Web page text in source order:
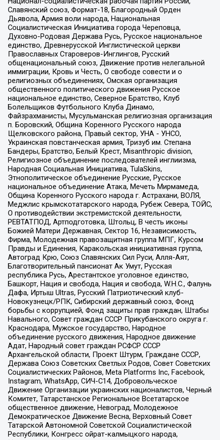
Славянский союз, Формат-18, Благородный Орден
Дьявола, Армия воли народа, Национальная
Социалистическая Инициатива города Череповца,
Духовно-Родовая Держава Русь, Русское национальное
единство, Древнерусской Инглистической церкви
Православных Староверов-Инглингов, Русский
общенациональный союз, Движение против нелегальной
иммиграции, Кровь и Честь, О свободе совести и о
религиозных объединениях, Омская организация
общественного политического движения Русское
национальное единство, Северное Братство, Клуб
Болельщиков Футбольного Клуба Динамо,
Файзрахманисты, Мусульманская религиозная организация
п. Боровский, Община Коренного Русского народа
Щелковского района, Правый сектор, УНА - УНСО,
Украинская повстанческая армия, Тризуб им. Степана
Бандеры, Братство, Белый Крест, Misanthropic division,
Религиозное объединение последователей инглиизма,
Народная Социальная Инициатива, TulaSkins,
Этнополитическое объединение Русские, Русское
национальное объединение Атака, Мечеть Мирмамеда,
Община Коренного Русского народа г. Астрахани, ВОЛЯ,
Меджлис крымскотатарского народа, Рубеж Севера, ТОЙС,
О противодействии экстремистской деятельности,
РЕВТАТПОД, Артподготовка, Штольц, В честь иконы
Божией Матери Державная, Сектор 16, Независимость,
Фирма, Молодежная правозащитная группа МПГ, Курсом
Правды и Единения, Каракольская инициативная группа,
Автоград Крю, Союз Славянских Сил Руси, Алля-Аят,
Благотворительный пансионат Ак Умут, Русская
республика Русь, Арестантское уголовное единство,
Башкорт, Нация и свобода, Нация и свобода, W.H.С., Фалунь
Дафа, Иртыш Ultras, Русский Патриотический клуб-
Новокузнецк/РПК, Сибирский державный союз, Фонд
борьбы с коррупцией, Фонд защиты прав граждан, Штабы
Навального, Совет граждан СССР Прикубанского округа г.
Краснодара, Мужское государство, Народное
объединение русского движения, Народное движение
Адат, Народный совет граждан РСФСР СССР
Архангельской области, Проект Штурм, Граждане СССР,
Держава Союз Советских Светлых Родов, Совет Советских
Социалистических Районов, Meta Platforms Inc, Facebook,
Instagram, WhatsApp, СИЧ-С14, Добровольческое
Движение Организации украинских националистов, Черный
Комитет, Татарстанское Региональное Всетатарское
общественное движение, Невоград, Молодежное
Демократическое Движение Весна, Верховный Совет
Татарской Автономной Советской Социалистической
Республики, Конгресс ойрат-калмыцкого народа,